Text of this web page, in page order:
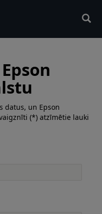
datus, un Epson
(*) atzīmētie lauki